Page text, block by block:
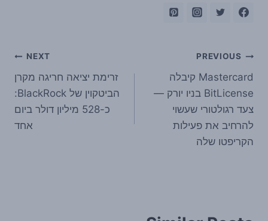
ניווט
PREVIOUS
Mastercard קיבלה
BitLicense בניו יורק —
צעד רגולטורי שעשוי
להרחיב את פעילות
הקריפטו שלה
NEXT
זרימת יציאה חריגה מקרן
הביטקוין של BlackRock:
כ-528 מיליון דולר ביום
אחד